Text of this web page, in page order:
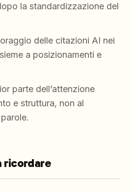
la standardizzazione del
delle citazioni AI nei
a posizionamenti e
parte dell’attenzione
e struttura, non al
ricordare